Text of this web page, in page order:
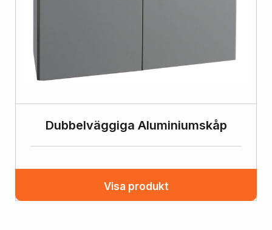
Dubbelväggiga Aluminiumskåp
Visa produkt